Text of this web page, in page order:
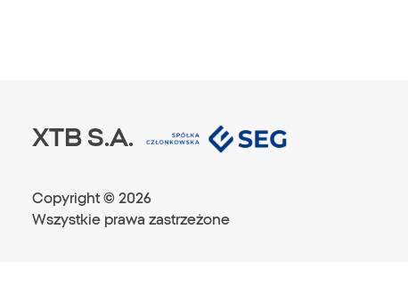
XTB S.A.
Copyright © 2026
Wszystkie prawa zastrzeżone